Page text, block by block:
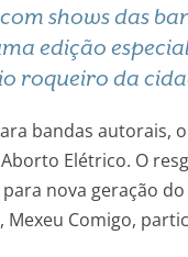
com shows das
edição
roqueiro da
bandas autorais,
Aborto Elétrico. O
nova geração
Mexeu Comigo,